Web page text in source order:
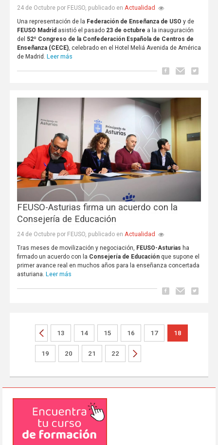
24 de Octubre por FEUSO, publicado en Actualidad
Una representación de la Federación de Enseñanza de USO y de
FEUSO Madrid asistió el pasado 23 de octubre a la inauguración
del 52º Congreso de la Confederación Española de Centros de
Enseñanza (CECE), celebrado en el Hotel Meliá Avenida de América
de Madrid. Leer más
FEUSO-Asturias firma un acuerdo con la
Consejería de Educación
24 de Octubre por FEUSO, publicado en Actualidad
Tras meses de movilización y negociación, FEUSO-Asturias ha
firmado un acuerdo con la Consejería de Educaciónque supone el
primer avance real en muchos años para la enseñanza concertada
asturiana. Leer más
13 14 15 16 17 18
19 20 21 22